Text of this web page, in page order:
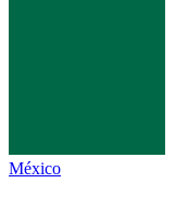
México